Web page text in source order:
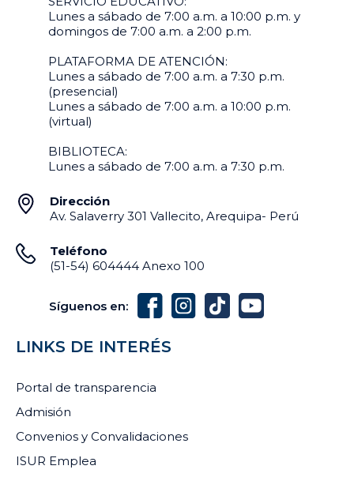
Lunes a sábado de 7:00 a.m. a 10:00 p.m. y
domingos de 7:00 a.m. a 2:00 p.m.
PLATAFORMA DE ATENCIÓN:
Lunes a sábado de 7:00 a.m. a 7:30 p.m.
(presencial)
Lunes a sábado de 7:00 a.m. a 10:00 p.m.
(virtual)
BIBLIOTECA:
Lunes a sábado de 7:00 a.m. a 7:30 p.m.
Dirección
Av. Salaverry 301 Vallecito, Arequipa- Perú
Teléfono
(51-54) 604444 Anexo 100
Síguenos en:
LINKS DE INTERÉS
Portal de transparencia
Admisión
Convenios y Convalidaciones
ISUR Emplea